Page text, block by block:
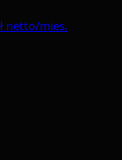
netto/mies.